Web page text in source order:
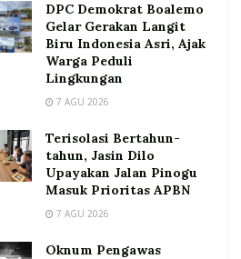
DPC Demokrat Boalemo
Gelar Gerakan Langit
Biru Indonesia Asri, Ajak
Warga Peduli
Lingkungan
7 AGU 2026
Terisolasi Bertahun-
tahun, Jasin Dilo
Upayakan Jalan Pinogu
Masuk Prioritas APBN
7 AGU 2026
Oknum Pengawas